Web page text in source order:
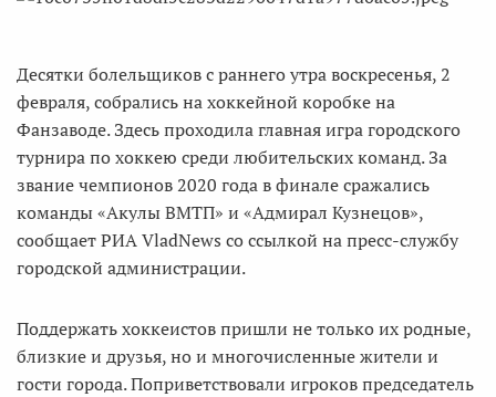
Десятки болельщиков с раннего утра воскресенья, 2
февраля, собрались на хоккейной коробке на
Фанзаводе. Здесь проходила главная игра городского
турнира по хоккею среди любительских команд. За
звание чемпионов 2020 года в финале сражались
команды «Акулы ВМТП» и «Адмирал Кузнецов»,
сообщает РИА VladNews со ссылкой на пресс-службу
городской администрации.
Поддержать хоккеистов пришли не только их родные,
близкие и друзья, но и многочисленные жители и
гости города. Поприветствовали игроков председатель